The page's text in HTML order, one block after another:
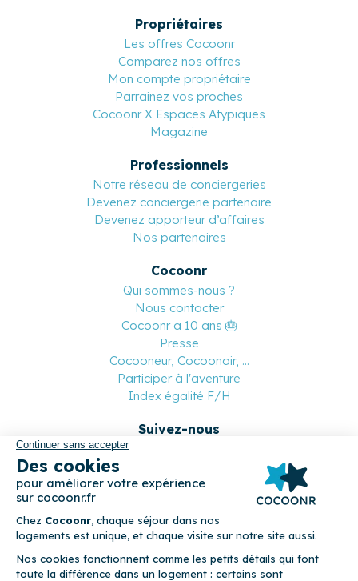
Propriétaires
Les offres Cocoonr
Comparez nos offres
Mon compte propriétaire
Parrainez vos proches
Cocoonr X Espaces Atypiques
Magazine
Professionnels
Notre réseau de conciergeries
Devenez conciergerie partenaire
Devenez apporteur d’affaires
Nos partenaires
Cocoonr
Qui sommes-nous ?
Nous contacter
Cocoonr a 10 ans 🎂
Presse
Cocooneur, Cocoonair, ...
Participer à l'aventure
Index égalité F/H
Suivez-nous